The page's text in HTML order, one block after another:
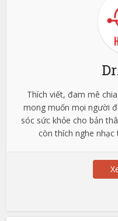
Thích viết, đam mê
mong muốn mọi người
sóc sức khỏe cho bản
còn thích nghe